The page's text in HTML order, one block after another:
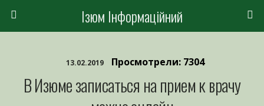
Ізюм Інформаційний
13.02.2019 Просмотрели: 7304
В Изюме записаться на прием к врачу